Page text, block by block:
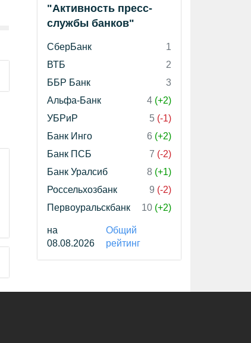
"Активность пресс-
службы банков"
СберБанк
1
ВТБ
2
ББР Банк
3
Альфа-Банк
4 (+2)
УБРиР
5 (-1)
Банк Инго
6 (+2)
Банк ПСБ
7 (-2)
Банк Уралсиб
8 (+1)
Россельхозбанк
9 (-2)
Первоуральскбанк
10 (+2)
на
08.08.2026
Общий
рейтинг